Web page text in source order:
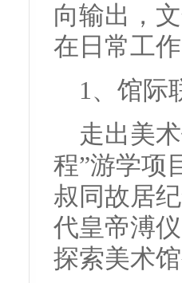
向输出，
在日常工
1、馆际
走出美
程”游学项
叔同故居
代皇帝溥
探索美术